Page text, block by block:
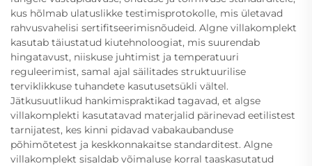
kus hõlmab ulatuslikke testimisprotokolle, mis ületavad
rahvusvahelisi sertifitseerimisnõudeid. Algne villakomplekt
kasutab täiustatud kiutehnoloogiat, mis suurendab
hingatavust, niiskuse juhtimist ja temperatuuri
reguleerimist, samal ajal säilitades struktuurilise
terviklikkuse tuhandete kasutusetsükli vältel.
Jätkusuutlikud hankimispraktikad tagavad, et algse
villakomplekti kasutatavad materjalid pärinevad eetilistest
tarnijatest, kes kinni pidavad vabakaubanduse
põhimõtetest ja keskkonnakaitse standarditest. Algne
villakomplekt sisaldab võimaluse korral taaskasutatud